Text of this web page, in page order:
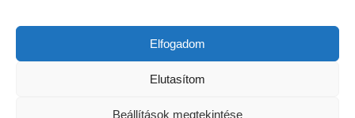
Elfogadom
Elutasítom
Beállítások megtekintése